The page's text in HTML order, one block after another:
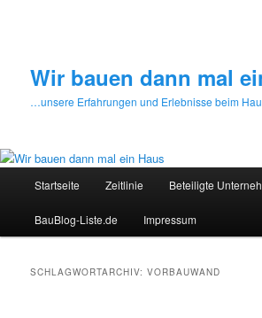
Wir bauen dann mal
…unsere Erfahrungen und Erlebnisse beim
Startseite Zeitlinie Beteiligte
BauBlog-Liste.de Impressum
SCHLAGWORTARCHIV:VORBAUWAND